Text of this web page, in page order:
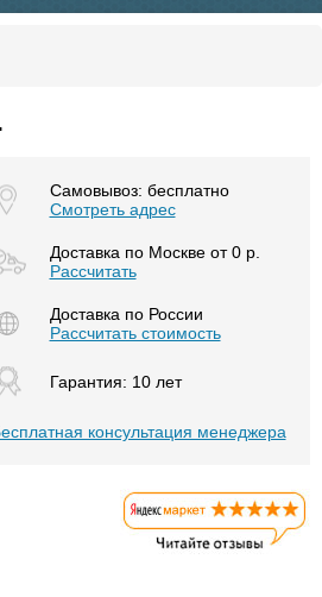
Самовывоз: бесплатно
Смотреть адрес
Доставка по Москве от 0 р.
Расcчитать
Доставка по России
Рассчитать стоимость
Гарантия: 10 лет
консультация менеджера